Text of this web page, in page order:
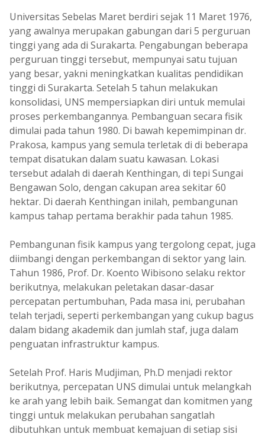
Universitas Sebelas Maret berdiri sejak 11 Maret 1976,
yang awalnya merupakan gabungan dari 5 perguruan
tinggi yang ada di Surakarta. Pengabungan beberapa
perguruan tinggi tersebut, mempunyai satu tujuan
yang besar, yakni meningkatkan kualitas pendidikan
tinggi di Surakarta. Setelah 5 tahun melakukan
konsolidasi, UNS mempersiapkan diri untuk memulai
proses perkembangannya. Pembanguan secara fisik
dimulai pada tahun 1980. Di bawah kepemimpinan dr.
Prakosa, kampus yang semula terletak di di beberapa
tempat disatukan dalam suatu kawasan. Lokasi
tersebut adalah di daerah Kenthingan, di tepi Sungai
Bengawan Solo, dengan cakupan area sekitar 60
hektar. Di daerah Kenthingan inilah, pembangunan
kampus tahap pertama berakhir pada tahun 1985.
Pembangunan fisik kampus yang tergolong cepat, juga
diimbangi dengan perkembangan di sektor yang lain.
Tahun 1986, Prof. Dr. Koento Wibisono selaku rektor
berikutnya, melakukan peletakan dasar-dasar
percepatan pertumbuhan, Pada masa ini, perubahan
telah terjadi, seperti perkembangan yang cukup bagus
dalam bidang akademik dan jumlah staf, juga dalam
penguatan infrastruktur kampus.
Setelah Prof. Haris Mudjiman, Ph.D menjadi rektor
berikutnya, percepatan UNS dimulai untuk melangkah
ke arah yang lebih baik. Semangat dan komitmen yang
tinggi untuk melakukan perubahan sangatlah
dibutuhkan untuk membuat kemajuan di setiap sisi